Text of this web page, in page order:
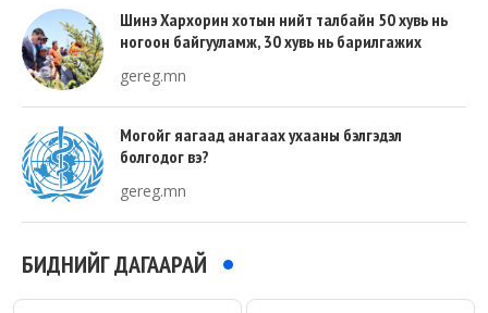
Шинэ Хархорин хотын нийт талбайн 50 хувь нь
ногоон байгууламж, 30 хувь нь барилгажих
gereg.mn
Могойг яагаад анагаах ухааны бэлгэдэл
болгодог вэ?
gereg.mn
БИДНИЙГ ДАГААРАЙ